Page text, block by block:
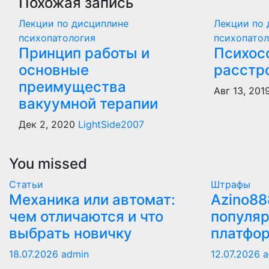
Лекции по дисциплине
психопатология
Принцип работы и
основные
преимущества
вакуумной терапии
Дек 2, 2020 LightSide2007
Лекции по
Авг 13,
You missed
Статьи
Механика или автомат:
чем отличаются и что
выбрать новичку
18.07.2026 admin
Штрафы
12.07.2026